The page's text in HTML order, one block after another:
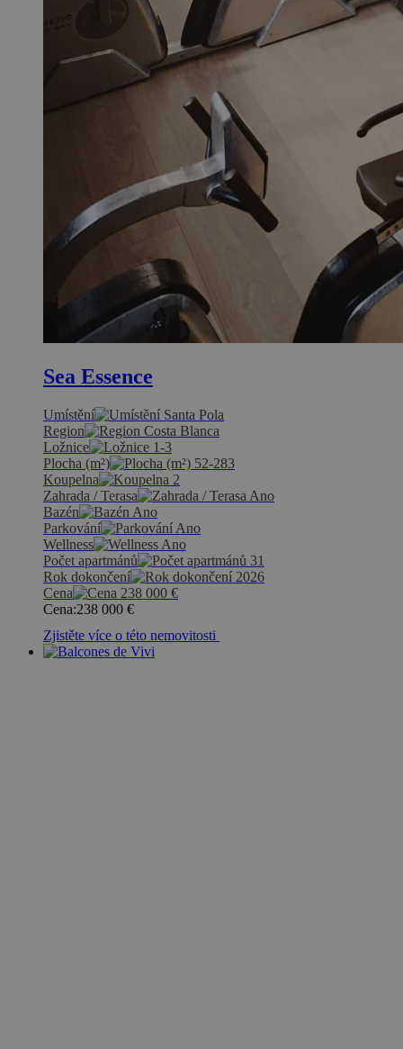
Sea Essence
Umístění
Santa Pola
Region
Costa Blanca
Ložnice
1-3
Plocha (m²)
52-283
Koupelna
2
Zahrada / Terasa
Ano
Bazén
Ano
Parkování
Ano
Wellness
Ano
Počet apartmánů
31
Rok dokončení
2026
Cena
238 000 €
Cena:238 000 €
Zjistěte více o této nemovitosti